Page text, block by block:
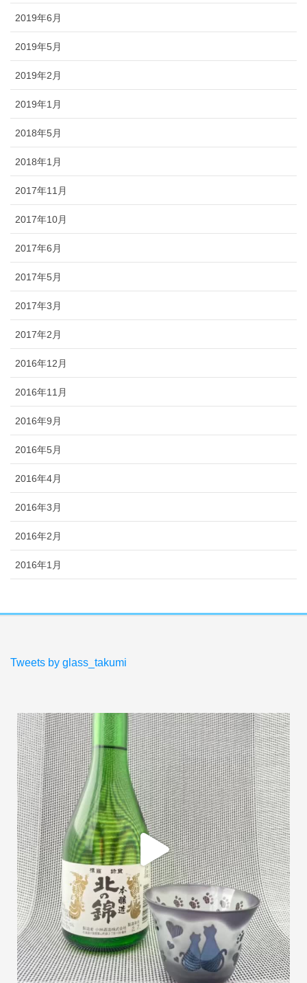
2019年6月
2019年5月
2019年2月
2019年1月
2018年5月
2018年1月
2017年11月
2017年10月
2017年6月
2017年5月
2017年3月
2017年2月
2016年12月
2016年11月
2016年9月
2016年5月
2016年4月
2016年3月
2016年2月
2016年1月
Tweets by glass_takumi